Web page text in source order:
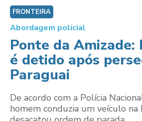
FRONTEIRA
Abordagem policial
Ponte da
é detido após
Paraguai
De acordo com a Polícia
homem conduzia um veículo na